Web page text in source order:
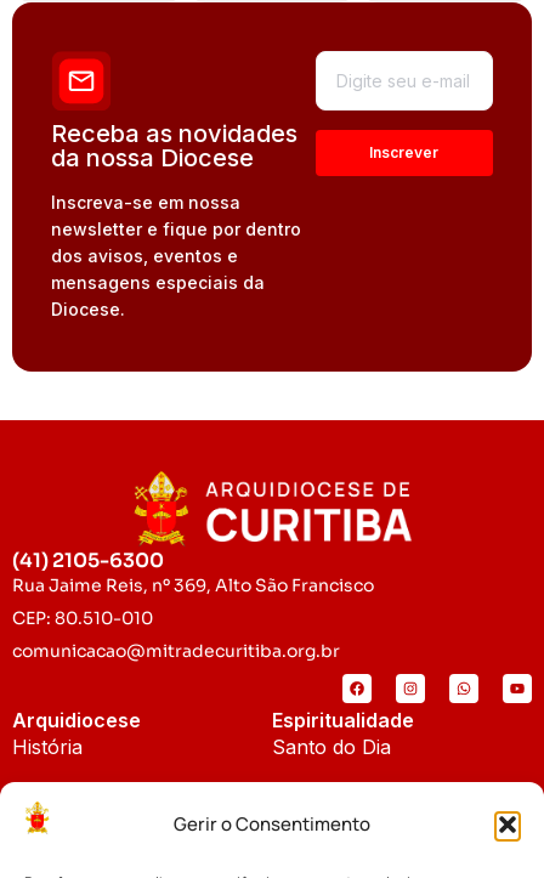
Gerir o Consentimento
Receba as novidades
da nossa Diocese
Inscreva-se em nossa
newsletter e fique por dentro
dos avisos, eventos e
mensagens especiais da
Diocese.
(41) 2105-6300
Rua Jaime Reis, nº 369, Alto São Francisco
CEP: 80.510-010
comunicacao@mitradecuritiba.org.br
Arquidiocese
História
Padroeira
Espiritualidade
Santo do Dia